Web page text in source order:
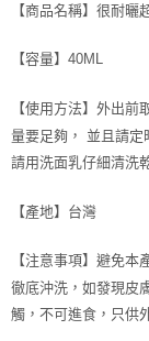
【商品名稱】很耐
【容量】40ML
【使用方法】外出
量要足夠， 並且請定
請用洗面乳仔細清洗
【產地】台灣
【注意事項】避免
徹底沖洗，如發現皮
觸，不可進食，只供